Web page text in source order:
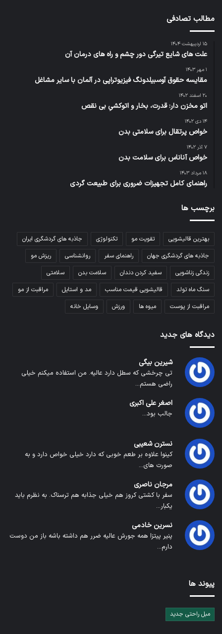
مطالب تصادفی
۱۵ اردیبهشت ۱۴۰۴
علت های شایع تیرگی دور چشم و راه های درمان آن
۱ مهر ۱۴۰۳
مقایسه حقوق آوسبیلدونگ فیزیوتراپی در آلمان با سایر مشاغل
۲۰ اسفند ۱۴۰۲
اتو مخزن دار: قدرت، بخار و اتوکشیِ بی نقص
۱۴ دی ۱۴۰۲
خواص پرتقال برای سلامتی بدن
۷ آذر ۱۴۰۲
خواص آناناس برای سلامت بدن
۱۸ مرداد ۱۴۰۳
راهنمای کامل تجهیزات ضروری برای طبیعت گردی
برچسب ها
بهترین قالیشویی تقویت مو تکنولوژی
جاذبه های گردشگری ایران
جاذبه های گردشگری جهان
راهنمای سفر روانشناسی
ریزش مو
زندگی زناشویی
سفید کردن دندان سلامت بدن
سلامتی
سنگ ماه تولد
قالیشویی قیمت مناسب مد و استایل
مراقبت از مو
مراقبت از پوست
میوه ها ورزش وسایل خانه
دیدگاه های جدید
شیرین بیگی
تی چرخشی که سطل دارد عالیه. من استفاده میکنم خیلی
راضی هستم...
اصغر علی اکبری
جالب بود...
نسترن شعیبی
کینوا علاوه بر طعم خوبی که دارد خیلی خواص دارد و به
صورت های...
مرجان ناصری
سفر با کشتی کروز هم خیلی جذابه هم ترسناک. به نظرم باید
یکبار...
نسرین خادمی
پنیر پیتزا همه جورش عالیه ضرر هم داشته باشه باز من دوست
دارم...
پیوند ها
مبل راحتی جدید